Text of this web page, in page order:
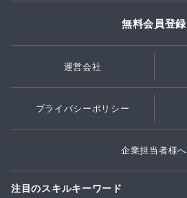
無料会員登録
運営会社
プライバシーポリシー
企業担当者様へ
注目のスキルキーワード